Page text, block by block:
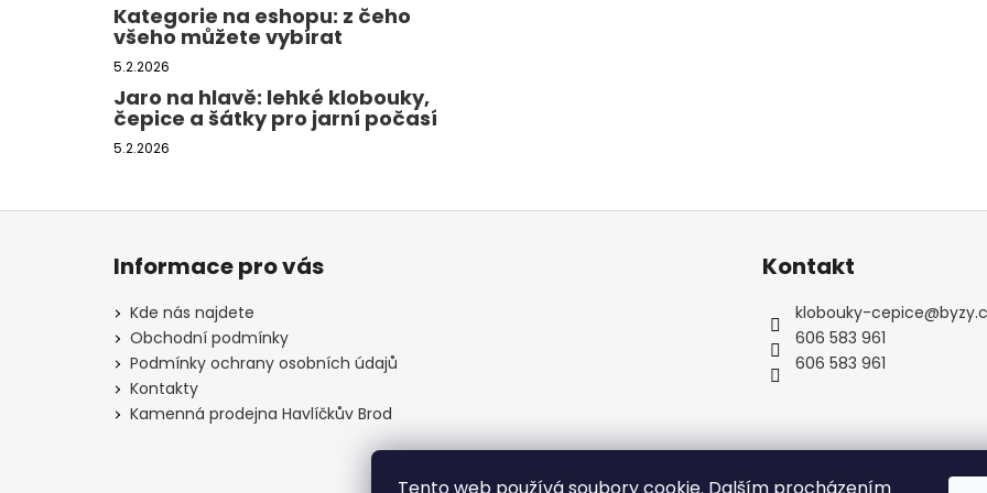
Kategorie na eshopu: z čeho
všeho můžete vybírat
5.2.2026
Jaro na hlavě: lehké klobouky,
čepice a šátky pro jarní počasí
5.2.2026
Z
Informace pro vás
Kde nás najdete
Obchodní podmínky
Podmínky ochrany osobních údajů
Kontakty
Kamenná prodejna Havlíčkův Brod
Kontakt
klobouky-cepice@
606 583 961
606 583 961